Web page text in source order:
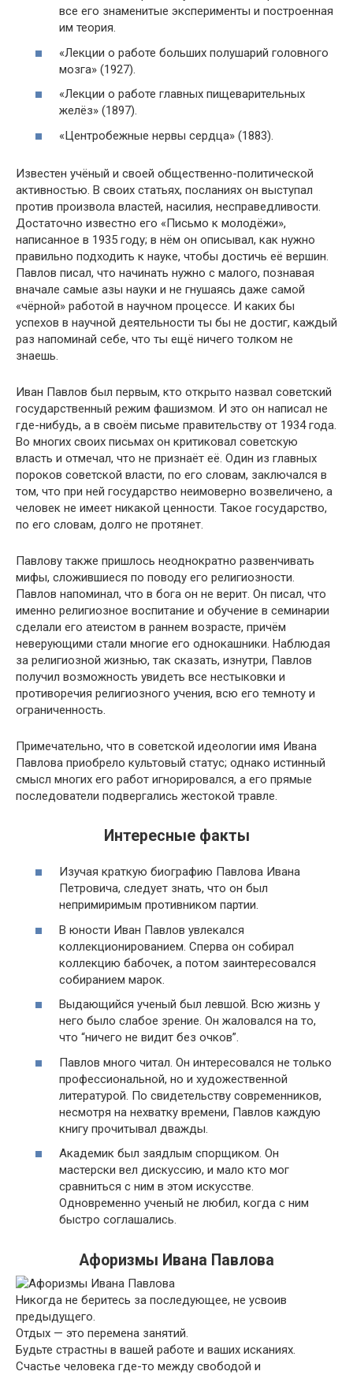
все его знаменитые эксперименты и построенная
им теория.
«Лекции о работе больших полушарий головного
мозга» (1927).
«Лекции о работе главных пищеварительных
желёз» (1897).
«Центробежные нервы сердца» (1883).
Известен учёный и своей общественно-политической
активностью. В своих статьях, посланиях он выступал
против произвола властей, насилия, несправедливости.
Достаточно известно его «Письмо к молодёжи»,
написанное в 1935 году; в нём он описывал, как нужно
правильно подходить к науке, чтобы достичь её вершин.
Павлов писал, что начинать нужно с малого, познавая
вначале самые азы науки и не гнушаясь даже самой
«чёрной» работой в научном процессе. И каких бы
успехов в научной деятельности ты бы не достиг, каждый
раз напоминай себе, что ты ещё ничего толком не
знаешь.
Иван Павлов был первым, кто открыто назвал советский
государственный режим фашизмом. И это он написал не
где-нибудь, а в своём письме правительству от 1934 года.
Во многих своих письмах он критиковал советскую
власть и отмечал, что не признаёт её. Один из главных
пороков советской власти, по его словам, заключался в
том, что при ней государство неимоверно возвеличено, а
человек не имеет никакой ценности. Такое государство,
по его словам, долго не протянет.
Павлову также пришлось неоднократно развенчивать
мифы, сложившиеся по поводу его религиозности.
Павлов напоминал, что в бога он не верит. Он писал, что
именно религиозное воспитание и обучение в семинарии
сделали его атеистом в раннем возрасте, причём
неверующими стали многие его однокашники. Наблюдая
за религиозной жизнью, так сказать, изнутри, Павлов
получил возможность увидеть все нестыковки и
противоречия религиозного учения, всю его темноту и
ограниченность.
Примечательно, что в советской идеологии имя Ивана
Павлова приобрело культовый статус; однако истинный
смысл многих его работ игнорировался, а его прямые
последователи подвергались жестокой травле.
Интересные факты
Изучая краткую биографию Павлова Ивана
Петровича, следует знать, что он был
непримиримым противником партии.
В юности Иван Павлов увлекался
коллекционированием. Сперва он собирал
коллекцию бабочек, а потом заинтересовался
собиранием марок.
Выдающийся ученый был левшой. Всю жизнь у
него было слабое зрение. Он жаловался на то,
что “ничего не видит без очков”.
Павлов много читал. Он интересовался не только
профессиональной, но и художественной
литературой. По свидетельству современников,
несмотря на нехватку времени, Павлов каждую
книгу прочитывал дважды.
Академик был заядлым спорщиком. Он
мастерски вел дискуссию, и мало кто мог
сравниться с ним в этом искусстве.
Одновременно ученый не любил, когда с ним
быстро соглашались.
Афоризмы Ивана Павлова
Никогда не беритесь за последующее, не усвоив
предыдущего.
Отдых — это перемена занятий.
Будьте страстны в вашей работе и ваших исканиях.
Счастье человека где-то между свободой и